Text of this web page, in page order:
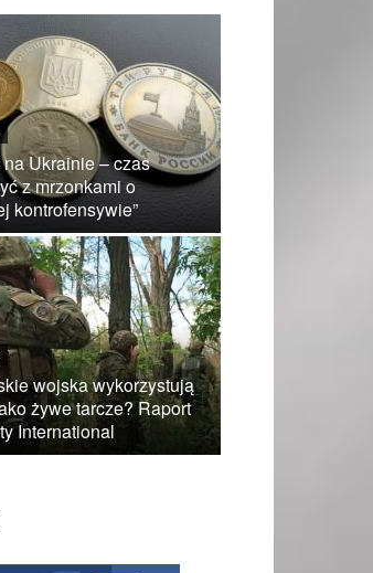
Ukrainie – czas
z mrzonkami o
kontrofensywie”
wojska wykorzystują
żywe tarcze? Raport
International